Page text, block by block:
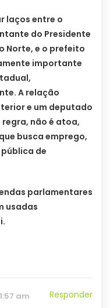
laços entre o
do Presidente
Norte, e o prefeito
importante
A relação
e um deputado
não é atoa,
busca emprego,
de
parlamentares
usadas
am
Responder